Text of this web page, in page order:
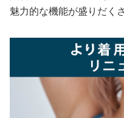
魅力的な機能が盛りだく